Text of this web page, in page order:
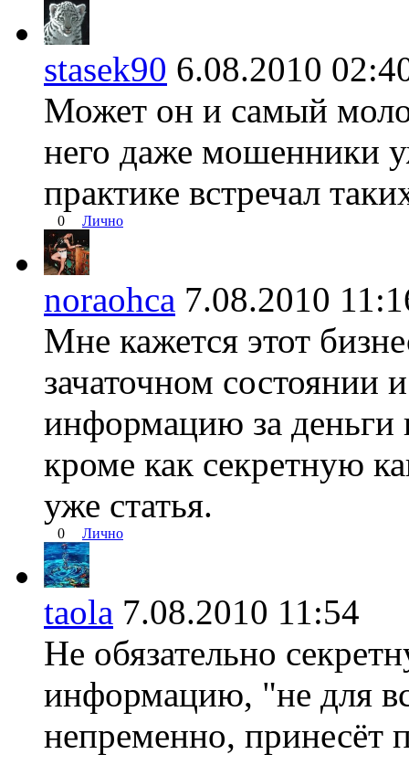
stasek90 6.08.2010
Может он и самый
него даже мошенники
практике встречал
0 Лично
noraohca 7.08.2010
Мне кажется этот
зачаточном состоянии
информацию за деньги
кроме как секретную
уже статья.
0 Лично
taola 7.08.2010 11:54
Не обязательно
информацию, "не для
непременно, принесёт